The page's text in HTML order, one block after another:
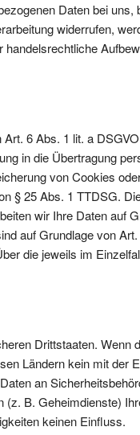
Daten bei uns,
widerrufen,
6 Abs. 1 lit. a
in die Übertragung
von Cookies
§ 25 Abs. 1 TTDSG.
wir Ihre Daten auf
auf Grundlage von
die jeweils im
Drittstaaten. Wenn
Ländern kein mit der
an
B. Geheimdienste)
keinen Einfluss.